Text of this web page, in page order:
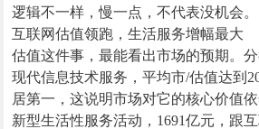
逻辑不一样，慢一点，不代表没机会。
互联网估值领跑，生活服务增幅最大
估值这件事，最能看出市场的预期。
现代信息技术服务，平均市/估值达到
居第一，这说明市场对它的核心价值
新型生活性服务活动，1691亿元，跟